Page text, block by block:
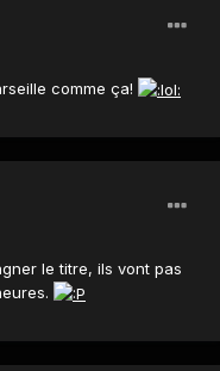
comme ça!
le titre, ils vont pas